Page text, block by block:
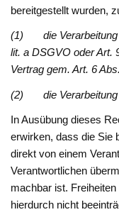
bereitgestellt wurden,
(1) die Verarbeitung
lit. a DSGVO oder Art.
Vertrag gem. Art. 6
(2) die Verarbeitung
In Ausübung dieses
erwirken, dass die Sie
direkt von einem
Verantwortlichen
machbar ist.
hierdurch nicht